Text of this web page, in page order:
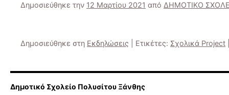
Δημοσιεύθηκε την 12 Μαρτίου 2021 από ΔΗΜΟΤΙΚΟ
Δημοσιεύθηκε στη Εκδηλώσεις Ετικέτες: Σχολικά Project
Δημοτικό Σχολείο Πολυσίτου Ξάνθης